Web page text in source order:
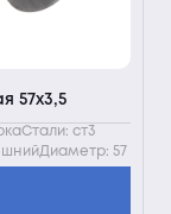
57х3,5
ст3
57